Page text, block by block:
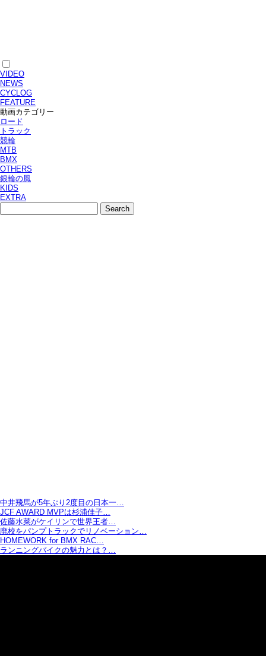
VIDEO
NEWS
CYCLOG
FEATURE
動画カテゴリー
ロード
トラック
競輪
MTB
BMX
OTHERS
銀輪の風
KIDS
EXTRA
中井飛馬が5年ぶり2度目の日本一…
JCF AWARD MVPは杉浦佳子…
佐藤水菜がケイリンで世界王者…
廃校をパンプトラックでリノベーション…
HOMEWORK for BMX RAC…
ランニングバイクの魅力とは？…